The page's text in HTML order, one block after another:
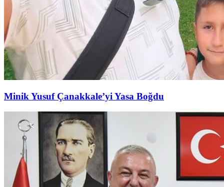
Minik Yusuf Çanakkale’yi Yasa Boğdu